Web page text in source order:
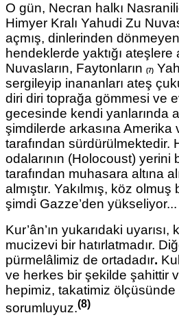
O gün, Necran halkı
Himyer Kralı Yahudi Zu
açmış, dinlerinden
hendeklerde yaktığı ateşlere
Nuvasların, Faytonların (7)
sergileyip inananları ateş
diri diri toprağa gömmesi ve
gecesinde kendi yanlarında
şimdilerde arkasına Amerika
tarafından sürdürülmektedir.
odalarının (Holocoust) yerini
tarafından muhasara altına
almıştır. Yakılmış, köz
şimdi Gazze’den yükseliyor...
Kur’ân’ın yukarıdaki
mucizevi bir hatırlatmadır.
pürmelâlimiz de ortadadır.
ve herkes bir şekilde şahittir
hepimiz, takatimiz ölçüsünde
sorumluyuz.(8)